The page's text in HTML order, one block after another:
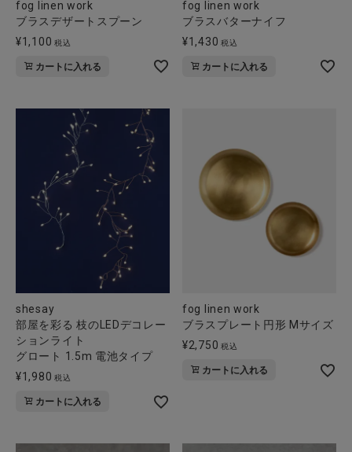
fog linen work
ブラスデザートスプーン
¥1,100 税込
カートに入れる
fog linen work
ブラスバターナイフ
¥1,430 税込
カートに入れる
shesay
部屋を彩る 枝のLEDデコレー
ションライト
グロート 1.5m 電池タイプ
¥1,980 税込
カートに入れる
fog linen work
ブラスプレート円形 Mサイズ
¥2,750 税込
カートに入れる